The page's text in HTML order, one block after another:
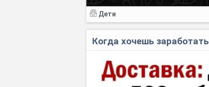
Дети
Когда хочешь заработать